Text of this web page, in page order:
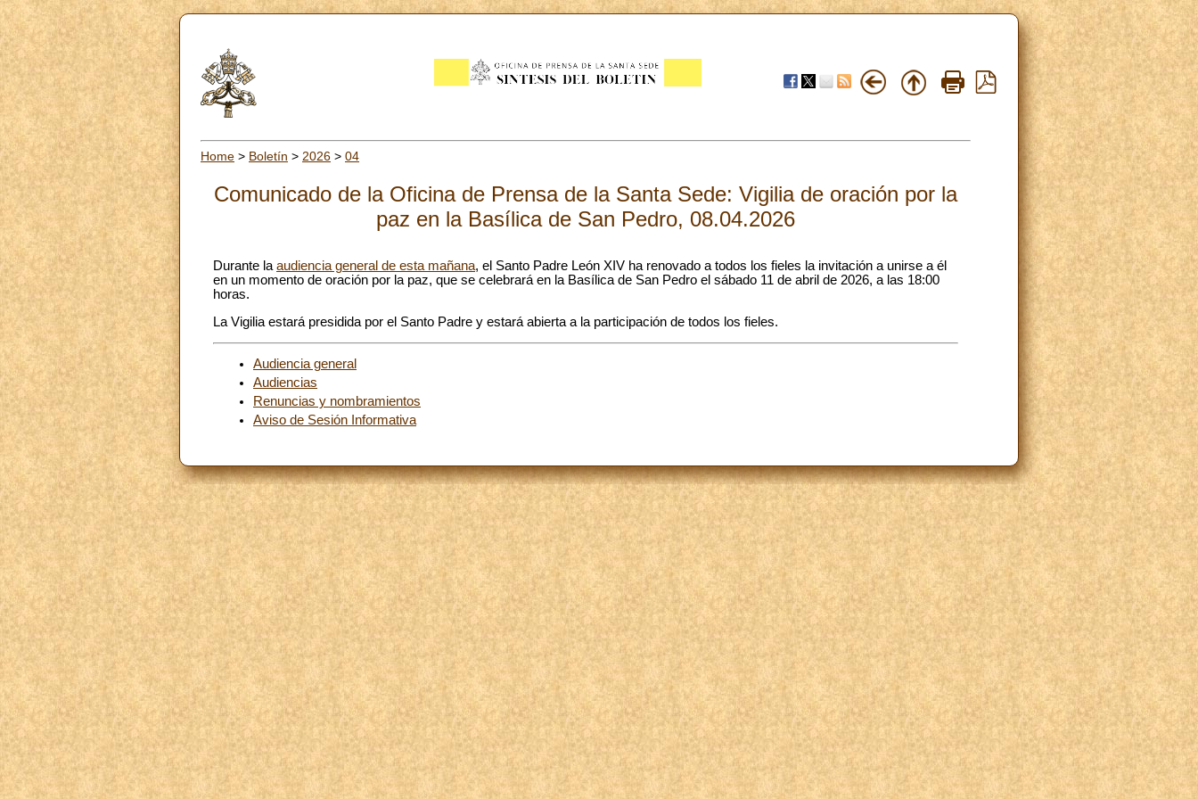
Home > Boletín > 2026 > 04
Comunicado de la Oficina de Prensa de la Santa Sede: Vigilia de oración por la
paz en la Basílica de San Pedro, 08.04.2026
Durante laaudiencia general de esta mañana, el Santo Padre León XIV ha renovado a todos los fieles la invitación a unirse a él
en un momento de oración por la paz, que se celebrará en la Basílica de San Pedro el sábado 11 de abril de 2026, a las 18:00
horas.
La Vigilia estará presidida por el Santo Padre y estará abierta a la participación de todos los fieles.
Audiencia general
Audiencias
Renuncias y nombramientos
Aviso de Sesión Informativa